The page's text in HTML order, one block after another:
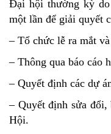
Đại hội thường kỳ do
một lần để giải quyết
– Tổ chức lễ ra mắt
– Thông qua báo cáo
– Quyết định các dự
– Quyết định sửa đổi,
Hội.